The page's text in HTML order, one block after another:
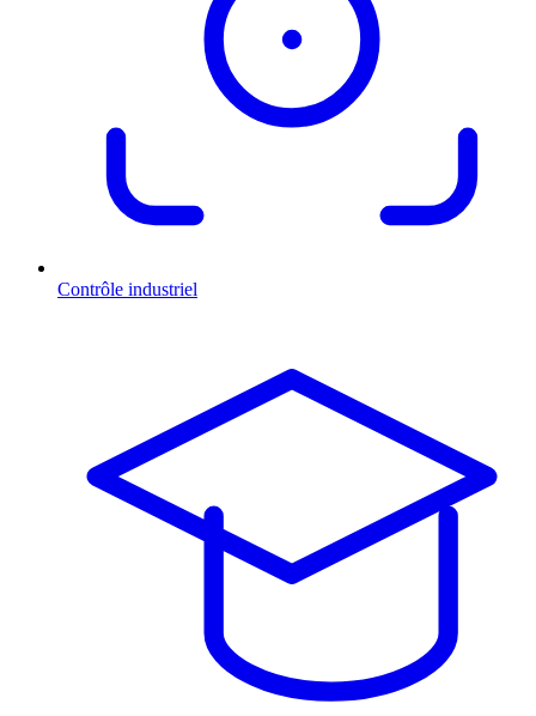
Contrôle industriel